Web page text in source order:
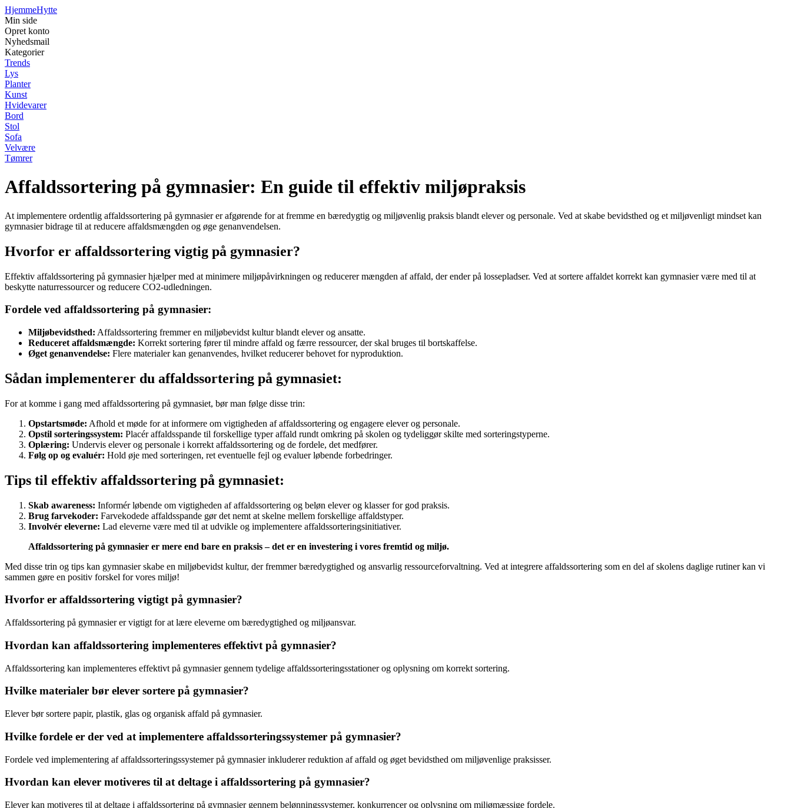
HjemmeHytte
Min side
Opret konto
Nyhedsmail
Kategorier
Trends
Lys
Planter
Kunst
Hvidevarer
Bord
Stol
Sofa
Velvære
Tømrer
Affaldssortering på gymnasier: En guide til effektiv miljøpraksis
At implementere ordentlig affaldssortering på gymnasier er afgørende for at fremme en bæredygtig og miljøvenlig praksis blandt elever og personale. Ved at skabe bevidsthed og et miljøvenligt mindset kan
gymnasier bidrage til at reducere affaldsmængden og øge genanvendelsen.
Hvorfor er affaldssortering vigtig på gymnasier?
Effektiv affaldssortering på gymnasier hjælper med at minimere miljøpåvirkningen og reducerer mængden af affald, der ender på lossepladser. Ved at sortere affaldet korrekt kan gymnasier være med til at
beskytte naturressourcer og reducere CO2-udledningen.
Fordele ved affaldssortering på gymnasier:
Miljøbevidsthed: Affaldssortering fremmer en miljøbevidst kultur blandt elever og ansatte.
Reduceret affaldsmængde: Korrekt sortering fører til mindre affald og færre ressourcer, der skal bruges til bortskaffelse.
Øget genanvendelse: Flere materialer kan genanvendes, hvilket reducerer behovet for nyproduktion.
Sådan implementerer du affaldssortering på gymnasiet:
For at komme i gang med affaldssortering på gymnasiet, bør man følge disse trin:
Opstartsmøde: Afhold et møde for at informere om vigtigheden af affaldssortering og engagere elever og personale.
Opstil sorteringssystem: Placér affaldsspande til forskellige typer affald rundt omkring på skolen og tydeliggør skilte med sorteringstyperne.
Oplæring: Undervis elever og personale i korrekt affaldssortering og de fordele, det medfører.
Følg op og evaluér: Hold øje med sorteringen, ret eventuelle fejl og evaluer løbende forbedringer.
Tips til effektiv affaldssortering på gymnasiet:
Skab awareness: Informér løbende om vigtigheden af affaldssortering og beløn elever og klasser for god praksis.
Brug farvekoder: Farvekodede affaldsspande gør det nemt at skelne mellem forskellige affaldstyper.
Involvér eleverne: Lad eleverne være med til at udvikle og implementere affaldssorteringsinitiativer.
Affaldssortering på gymnasier er mere end bare en praksis – det er en investering i vores fremtid og miljø.
Med disse trin og tips kan gymnasier skabe en miljøbevidst kultur, der fremmer bæredygtighed og ansvarlig ressourceforvaltning. Ved at integrere affaldssortering som en del af skolens daglige rutiner kan vi
sammen gøre en positiv forskel for vores miljø!
Hvorfor er affaldssortering vigtigt på gymnasier?
Affaldssortering på gymnasier er vigtigt for at lære eleverne om bæredygtighed og miljøansvar.
Hvordan kan affaldssortering implementeres effektivt på gymnasier?
Affaldssortering kan implementeres effektivt på gymnasier gennem tydelige affaldssorteringsstationer og oplysning om korrekt sortering.
Hvilke materialer bør elever sortere på gymnasier?
Elever bør sortere papir, plastik, glas og organisk affald på gymnasier.
Hvilke fordele er der ved at implementere affaldssorteringssystemer på gymnasier?
Fordele ved implementering af affaldssorteringssystemer på gymnasier inkluderer reduktion af affald og øget bevidsthed om miljøvenlige praksisser.
Hvordan kan elever motiveres til at deltage i affaldssortering på gymnasier?
Elever kan motiveres til at deltage i affaldssortering på gymnasier gennem belønningssystemer, konkurrencer og oplysning om miljømæssige fordele.